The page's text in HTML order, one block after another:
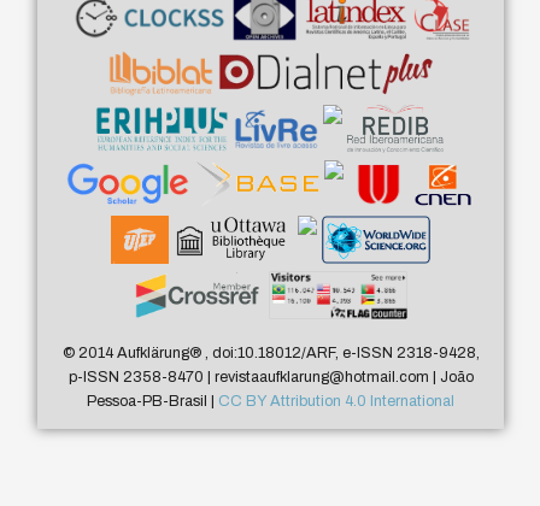
© 2014 Aufklärung®, doi:10.18012/ARF, e-ISSN 2318-9428,
p-ISSN 2358-8470 | revistaaufklarung@hotmail.com | João
Pessoa-PB-Brasil | CC BY Attribution 4.0 International